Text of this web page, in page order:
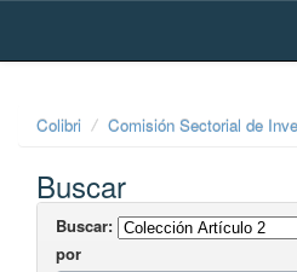
Skip
Colibri Comisión Sectorial de
Buscar
Buscar:
por